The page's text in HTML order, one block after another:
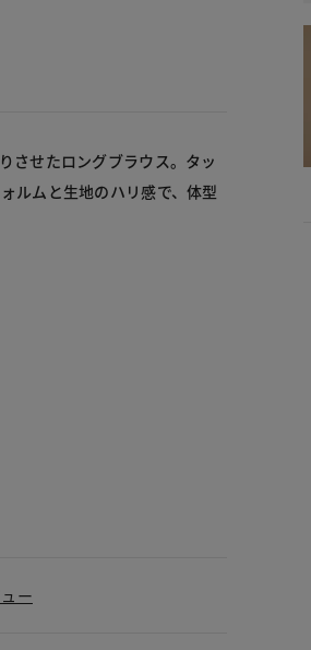
させたロングブラウス。タッ
ルムと生地のハリ感で、体型
ー